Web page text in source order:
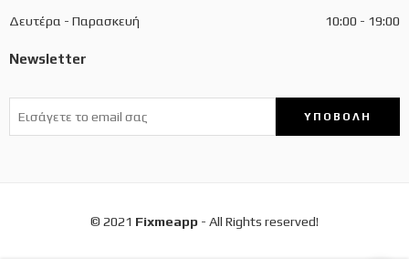
Δευτέρα - Παρασκευή 10:00 - 19:00
Newsletter
© 2021 Fixmeapp - All Rights reserved!